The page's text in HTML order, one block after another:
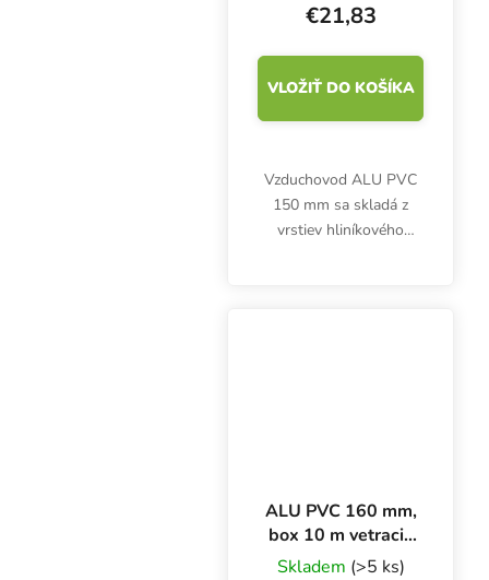
€21,83
VLOŽIŤ DO KOŠÍKA
Vzduchovod ALU PVC
150 mm sa skladá z
vrstiev hliníkového
ALU PVC 160 mm,
box 10 m vetracie
potrubie
Skladem (>5 ks)